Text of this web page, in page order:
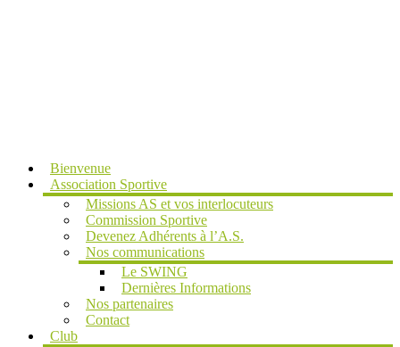
Bienvenue
Association Sportive
Missions AS et vos interlocuteurs
Commission Sportive
Devenez Adhérents à l’A.S.
Nos communications
Le SWING
Dernières Informations
Nos partenaires
Contact
Club